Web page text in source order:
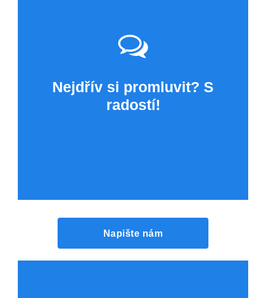
Nejdřív si promluvit? S
radostí!
Napište nám